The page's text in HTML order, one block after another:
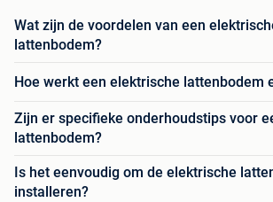
Wat zijn de voordelen van een
lattenbodem?
Hoe werkt een elektrische lattenbodem
Zijn er specifieke onderhoudstips voor
lattenbodem?
Is het eenvoudig om de elektrische
installeren?